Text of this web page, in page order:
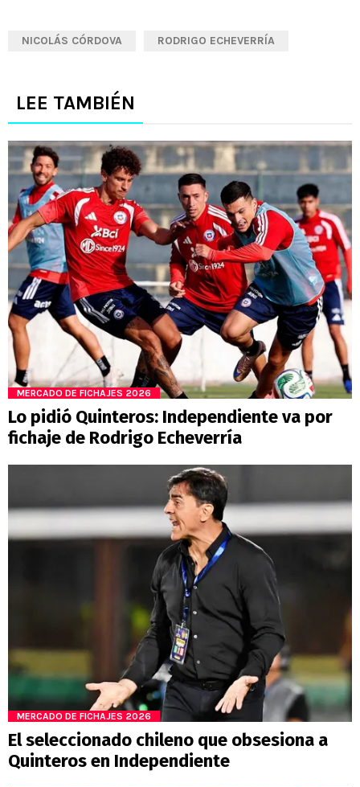
NICOLÁS CÓRDOVA RODRIGO ECHEVERRÍA
LEE TAMBIÉN
MERCADO DE FICHAJES 2026
Lo pidió Quinteros: Independiente va por
fichaje de Rodrigo Echeverría
MERCADO DE FICHAJES 2026
El seleccionado chileno que obsesiona a
Quinteros en Independiente